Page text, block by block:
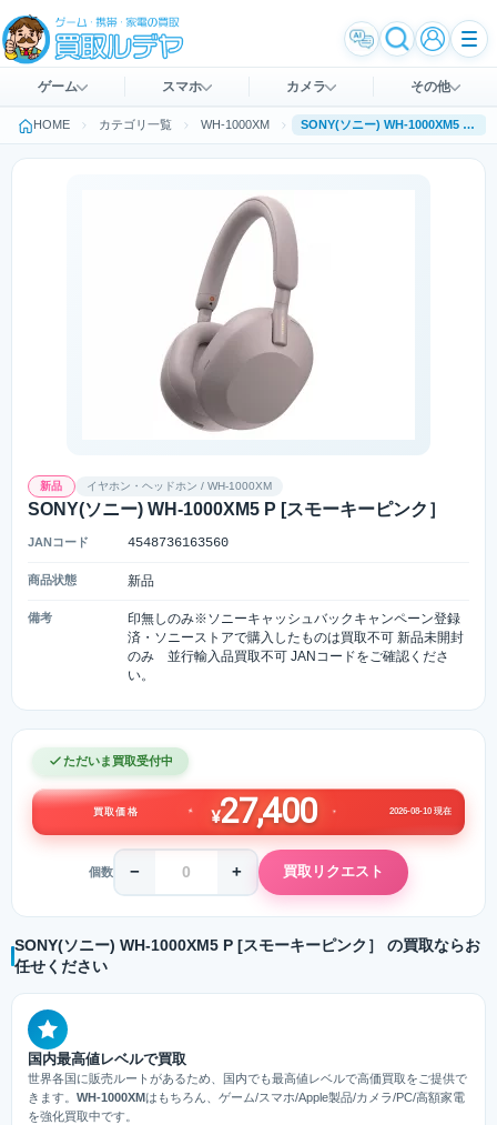
ゲーム スマホ カメラ その他
HOME カテゴリ一覧 WH-1000XM SONY(ソニー) WH-1000XM5 P [スモーキーピンク］
新品 イヤホン・ヘッドホン / WH-1000XM
SONY(ソニー) WH-1000XM5 P [スモーキーピンク］
JANコード 4548736163560
商品状態 新品
備考
印無しのみ※ソニーキャッシュバックキャンペーン登録
済・ソニーストアで購入したものは買取不可 新品未開封
のみ 並行輸入品買取不可 JANコードをご確認くださ
い。
ただいま買取受付中
買取価格 ¥27,400 2026-08-10 現在
個数 − + 買取リクエスト
SONY(ソニー) WH-1000XM5 P [スモーキーピンク］ の買取ならお
任せください
国内最高値レベルで買取
世界各国に販売ルートがあるため、国内でも最高値レベルで高価買取をご提供で
きます。 WH-1000XMはもちろん、ゲーム/スマホ/Apple製品/カメラ/PC/高額家電
を強化買取中です。